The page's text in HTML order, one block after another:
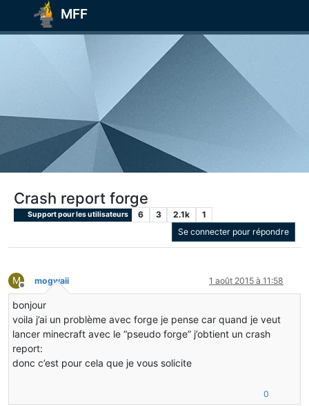
MFF
Crash report forge
Support pour les utilisateurs 6 3 2.1k
1
Se connecter pour répondre
M
Hors-ligne
mogwaii 1 août 2015 à 11:58
bonjour
voila j’ai un problème avec forge je pense car quand je veut
lancer minecraft avec le “pseudo forge” j’obtient un crash
report:
donc c’est pour cela que je vous solicite
0